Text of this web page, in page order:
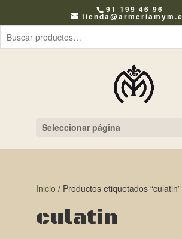
91 199 46 96
Seleccionar página
Inicio / Productos etiquetados “culatin”
culatin